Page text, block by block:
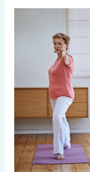
Fehler
Marathonlaufen,
zu
vermeiden
gilt